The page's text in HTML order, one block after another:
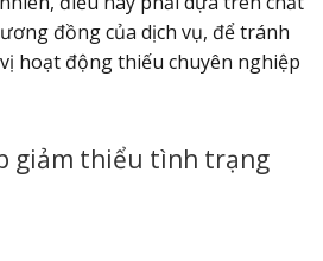
đồng của dịch vụ, để tránh
hoạt động thiếu chuyên nghiệp
giảm thiểu tình trạng